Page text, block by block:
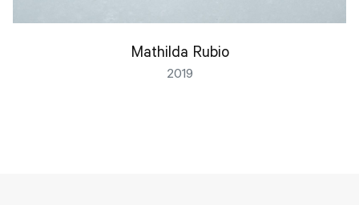
Mathilda Rubio
2019